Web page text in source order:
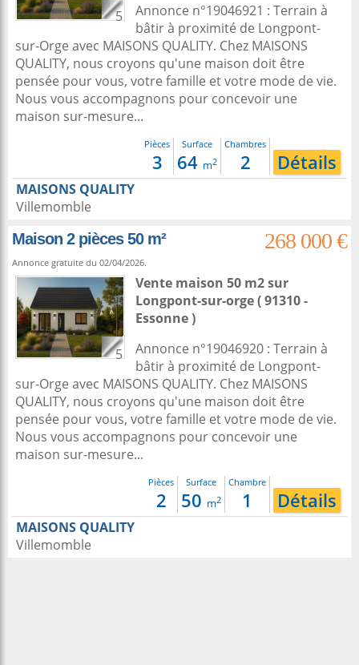
5
Annonce n°19046921 : Terrain à
bâtir à proximité de Longpont-
sur-Orge avec MAISONS QUALITY. Chez MAISONS
QUALITY, nous croyons qu'une maison doit être
pensée pour vous, votre famille et votre mode de vie.
Nous vous accompagnons pour concevoir une
maison sur-mesure...
Pièces
3
Surface
64 m2
Chambres
2 Détails
MAISONS QUALITY
Villemomble
Maison 2 pièces 50 m²
268 000 €
Annonce gratuite du 02/04/2026.
5
Vente maison 50 m2sur
Longpont-sur-orge( 91310 -
Essonne )
Annonce n°19046920 : Terrain à
bâtir à proximité de Longpont-
sur-Orge avec MAISONS QUALITY. Chez MAISONS
QUALITY, nous croyons qu'une maison doit être
pensée pour vous, votre famille et votre mode de vie.
Nous vous accompagnons pour concevoir une
maison sur-mesure...
Pièces
2
Surface
50 m2
Chambre
1 Détails
MAISONS QUALITY
Villemomble